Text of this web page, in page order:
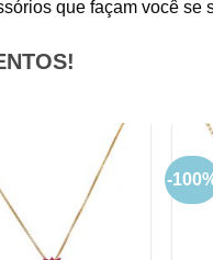
que façam você se
-